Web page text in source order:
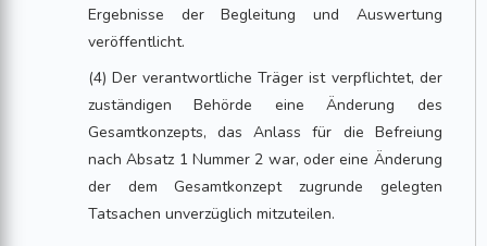
Ergebnisse der Begleitung und Auswertung
veröffentlicht.
(4) Der verantwortliche Träger ist verpflichtet, der
zuständigen Behörde eine Änderung des
Gesamtkonzepts, das Anlass für die Befreiung
nach Absatz 1 Nummer 2 war, oder eine Änderung
der dem Gesamtkonzept zugrunde gelegten
Tatsachen unverzüglich mitzuteilen.